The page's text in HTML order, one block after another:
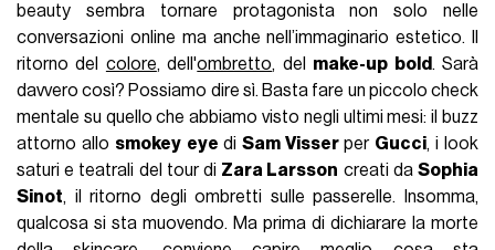
beauty sembra tornare protagonista non solo nelle
conversazioni online ma anche nell’immaginario estetico. Il
ritorno del colore, dell'ombretto, del make-up bold . Sarà
davvero così? Possiamo dire sì. Basta fare un piccolo check
mentale su quello che abbiamo visto negli ultimi mesi: il buzz
attorno allo smokey eye diSam VisserperGucci, i look
saturi e teatrali del tour di Zara Larsson creati da Sophia
Sinot, il ritorno degli ombretti sulle passerelle. Insomma,
qualcosa si sta muovendo. Ma prima di dichiarare la morte